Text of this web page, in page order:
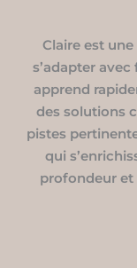
Claire est
s’adapter
apprend
des solutions
pistes
qui
profondeur et